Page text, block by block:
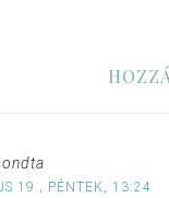
19., PÉNTEK, 13:24